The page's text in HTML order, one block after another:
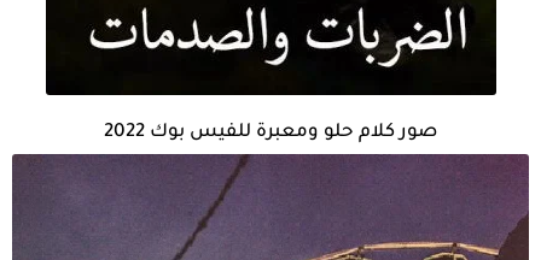
صور كلام حلو ومعبرة للفيس بوك 2022